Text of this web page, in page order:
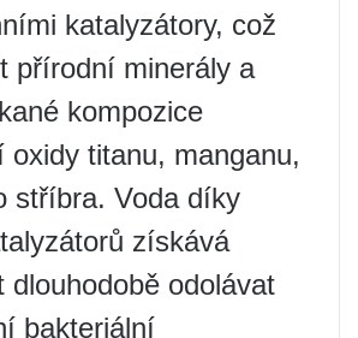
katalyzátory, což
přírodní minerály a
kompozice
oxidy titanu, manganu,
stříbra. Voda díky
získává
dlouhodobě odolávat
bakteriální